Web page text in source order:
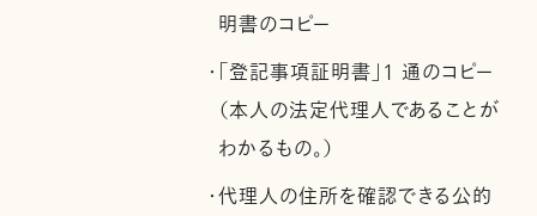
明書のコピー
・「登記事項証明書」1 通のコピー
（本人の法定代理人であることが
わかるもの。）
・代理人の住所を確認できる公的